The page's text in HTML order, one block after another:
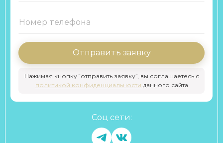
Отправить заявку
Нажимая кнопку “отправить заявку”, вы соглашаетесь с
политикой конфиденциальности данного сайта
Соц сети: